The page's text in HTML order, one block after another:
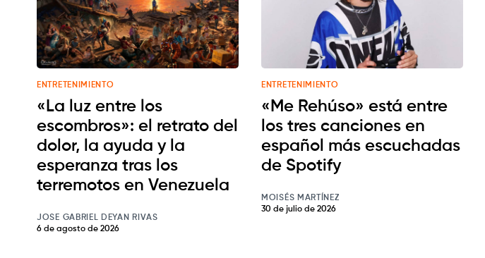
ENTRETENIMIENTO
«La luz entre los
escombros»: el retrato del
dolor, la ayuda y la
esperanza tras los
terremotos en Venezuela
JOSE GABRIEL DEYAN RIVAS
6 de agosto de 2026
ENTRETENIMIENTO
«Me Rehúso» está entre
los tres canciones en
español más escuchadas
de Spotify
MOISÉS MARTÍNEZ
30 de julio de 2026